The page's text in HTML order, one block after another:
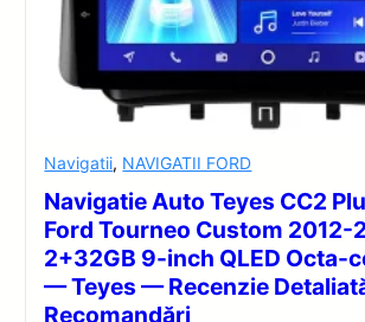
Navigatii, NAVIGATII FORD
Navigatie Auto Teyes CC2
Ford Tourneo Custom 2012-
2+32GB 9-inch QLED Octa-
— Teyes — Recenzie
Recomandări